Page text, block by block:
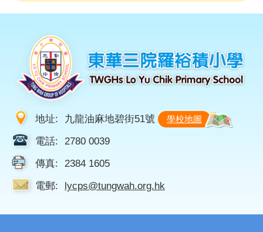
地址: 九龍油麻地碧街51號 學校地圖
電話: 2780 0039
傳真: 2384 1605
電郵: lycps@tungwah.org.hk